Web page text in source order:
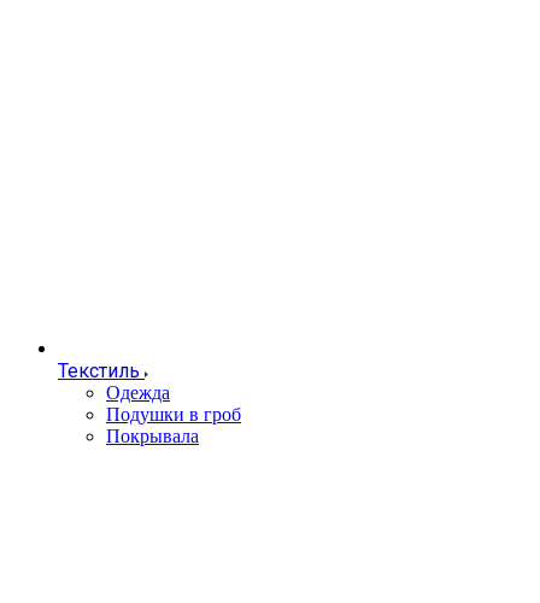
Текстиль
Одежда
Подушки в гроб
Покрывала